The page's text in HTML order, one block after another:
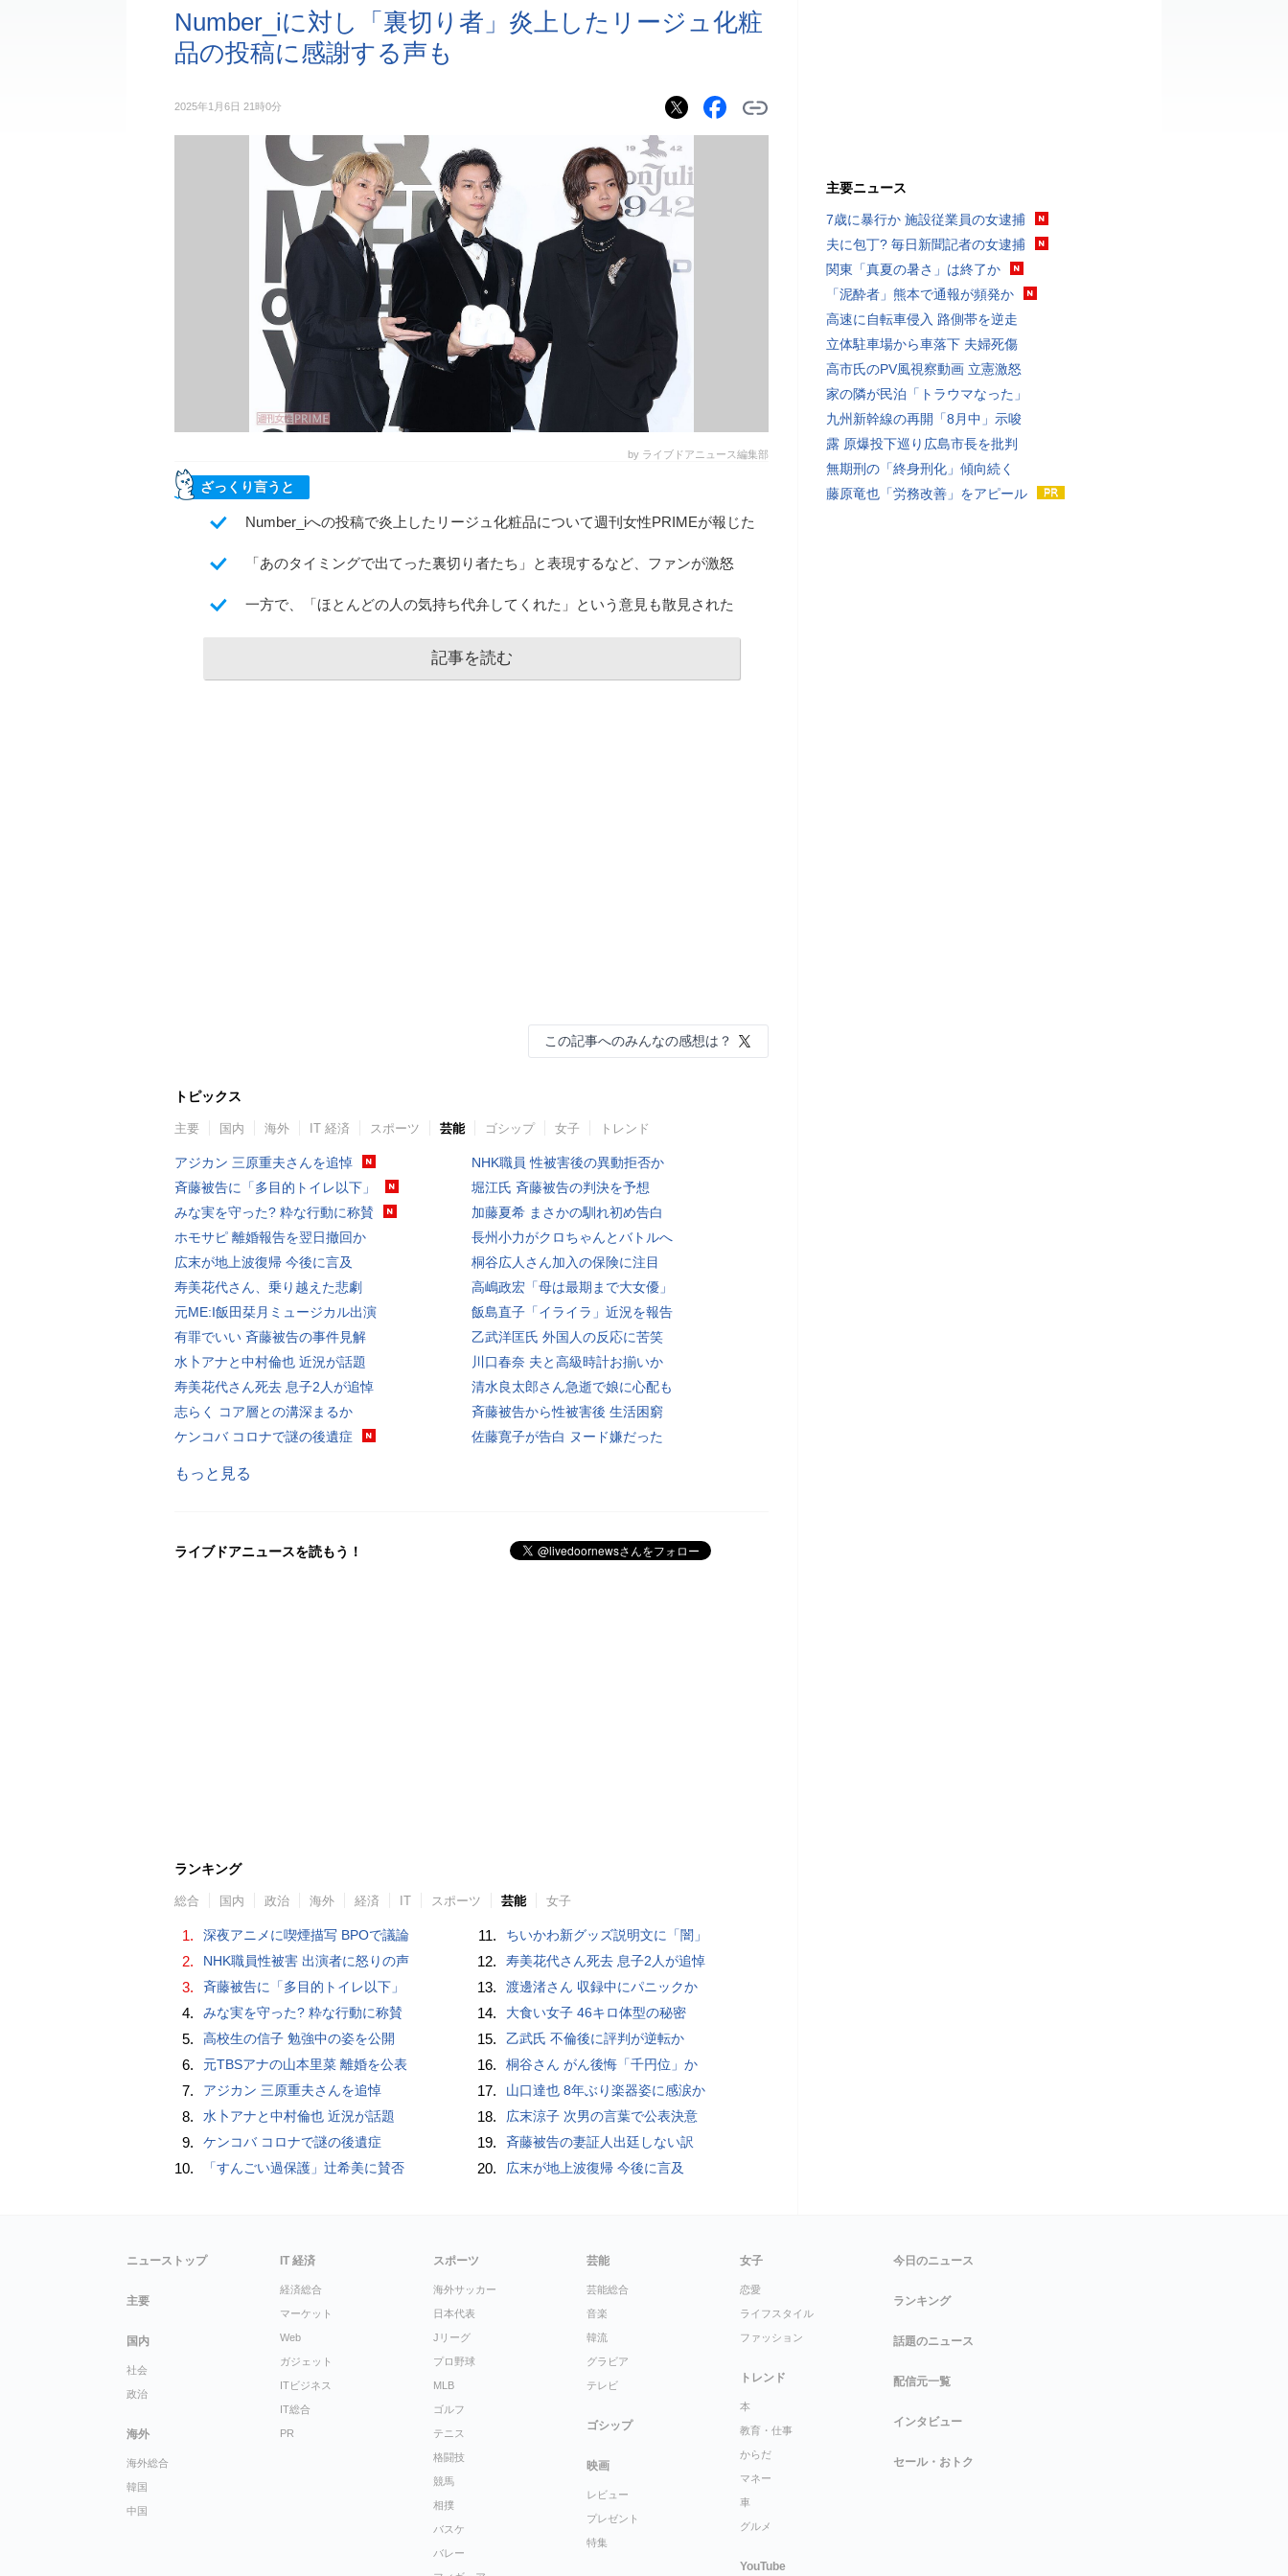
Number_iに対し「裏切り者」炎上したリージュ化粧
品の投稿に感謝する声も
2025年1月6日 21時0分
by ライブドアニュース編集部
ざっくり言うと
Number_iへの投稿で炎上したリージュ化粧品について週刊女性PRIMEが報じた
「あのタイミングで出てった裏切り者たち」と表現するなど、ファンが激怒
一方で、「ほとんどの人の気持ち代弁してくれた」という意見も散見された
記事を読む
この記事へのみんなの感想は？
トピックス
主要 国内 海外 IT 経済 スポーツ 芸能 ゴシップ 女子 トレンド
アジカン 三原重夫さんを追悼
斉藤被告に「多目的トイレ以下」
みな実を守った? 粋な行動に称賛
ホモサピ 離婚報告を翌日撤回か
広末が地上波復帰 今後に言及
寿美花代さん、乗り越えた悲劇
元ME:I飯田栞月ミュージカル出演
有罪でいい 斉藤被告の事件見解
水卜アナと中村倫也 近況が話題
寿美花代さん死去 息子2人が追悼
志らく コア層との溝深まるか
ケンコバ コロナで謎の後遺症
NHK職員 性被害後の異動拒否か
堀江氏 斉藤被告の判決を予想
加藤夏希 まさかの馴れ初め告白
長州小力がクロちゃんとバトルへ
桐谷広人さん加入の保険に注目
高嶋政宏「母は最期まで大女優」
飯島直子「イライラ」近況を報告
乙武洋匡氏 外国人の反応に苦笑
川口春奈 夫と高級時計お揃いか
清水良太郎さん急逝で娘に心配も
斉藤被告から性被害後 生活困窮
佐藤寛子が告白 ヌード嫌だった
もっと見る
ライブドアニュースを読もう！
ランキング
総合 国内 政治 海外 経済 IT スポーツ 芸能 女子
1. 深夜アニメに喫煙描写 BPOで議論
2. NHK職員性被害 出演者に怒りの声
3. 斉藤被告に「多目的トイレ以下」
4. みな実を守った? 粋な行動に称賛
5. 高校生の信子 勉強中の姿を公開
6. 元TBSアナの山本里菜 離婚を公表
7. アジカン 三原重夫さんを追悼
8. 水卜アナと中村倫也 近況が話題
9. ケンコバ コロナで謎の後遺症
10. 「すんごい過保護」辻希美に賛否
11. ちいかわ新グッズ説明文に「闇」
12. 寿美花代さん死去 息子2人が追悼
13. 渡邊渚さん 収録中にパニックか
14. 大食い女子 46キロ体型の秘密
15. 乙武氏 不倫後に評判が逆転か
16. 桐谷さん がん後悔「千円位」か
17. 山口達也 8年ぶり楽器姿に感涙か
18. 広末涼子 次男の言葉で公表決意
19. 斉藤被告の妻証人出廷しない訳
20. 広末が地上波復帰 今後に言及
主要ニュース
7歳に暴行か 施設従業員の女逮捕
夫に包丁? 毎日新聞記者の女逮捕
関東「真夏の暑さ」は終了か
「泥酔者」熊本で通報が頻発か
高速に自転車侵入 路側帯を逆走
立体駐車場から車落下 夫婦死傷
高市氏のPV風視察動画 立憲激怒
家の隣が民泊「トラウマなった」
九州新幹線の再開「8月中」示唆
露 原爆投下巡り広島市長を批判
無期刑の「終身刑化」傾向続く
藤原竜也「労務改善」をアピール
ニューストップ
主要
国内
社会
政治
海外
海外総合
韓国
中国
IT 経済
経済総合
マーケット
Web
ガジェット
ITビジネス
IT総合
PR
スポーツ
海外サッカー
日本代表
Jリーグ
プロ野球
MLB
ゴルフ
テニス
格闘技
競馬
相撲
バスケ
バレー
芸能
芸能総合
音楽
韓流
グラビア
テレビ
ゴシップ
映画
レビュー
プレゼント
特集
女子
恋愛
ライフスタイル
ファッション
トレンド
本
教育・仕事
からだ
マネー
車
グルメ
YouTube
今日のニュース
ランキング
話題のニュース
配信元一覧
インタビュー
セール・おトク